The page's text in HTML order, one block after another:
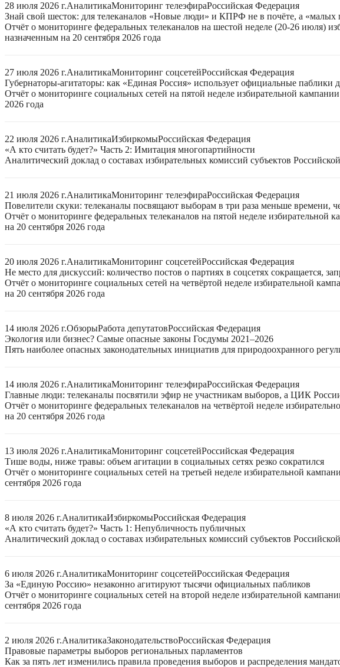
28 июля 2026 г.АналитикаМониторинг телеэфираРоссийская Федерация
Знай свой шесток: для телеканалов «Новые люди» и КПРФ не в почёте, а «малых
Отчёт о мониторинге федеральных телеканалов на шестой неделе (20-26 июля)
назначенным на 20 сентября 2026 года
27 июля 2026 г.АналитикаМониторинг соцсетейРоссийская Федерация
Губернаторы-агитаторы: как «Единая Россия» использует официальные паблики
Отчёт о мониторинге социальных сетей на пятой неделе избирательной
2026 года
22 июля 2026 г.АналитикаИзбиркомыРоссийская Федерация
«А кто считать будет?» Часть 2: Имитация многопартийности
Аналитический доклад о составах избирательных комиссий субъектов
21 июля 2026 г.АналитикаМониторинг телеэфираРоссийская Федерация
Повелители скуки: телеканалы посвящают выборам в три раза меньше времени,
Отчёт о мониторинге федеральных телеканалов на пятой неделе
на 20 сентября 2026 года
20 июля 2026 г.АналитикаМониторинг соцсетейРоссийская Федерация
Не место для дискуссий: количество постов о партиях в соцсетях сокращается,
Отчёт о мониторинге социальных сетей на четвёртой неделе избирательной
на 20 сентября 2026 года
14 июля 2026 г.ОбзорыРабота депутатовРоссийская Федерация
Экология или бизнес? Самые опасные законы Госдумы 2021–2026
Пять наиболее опасных законодательных инициатив для природоохранного
14 июля 2026 г.АналитикаМониторинг телеэфираРоссийская Федерация
Главные люди: телеканалы посвятили эфир не участникам выборов, а ЦИК
Отчёт о мониторинге федеральных телеканалов на четвёртой неделе
на 20 сентября 2026 года
13 июля 2026 г.АналитикаМониторинг соцсетейРоссийская Федерация
Тише воды, ниже травы: объем агитации в социальных сетях резко сократился
Отчёт о мониторинге социальных сетей на третьей неделе избирательной
сентября 2026 года
8 июля 2026 г.АналитикаИзбиркомыРоссийская Федерация
«А кто считать будет?» Часть 1: Непубличность публичных
Аналитический доклад о составах избирательных комиссий субъектов
6 июля 2026 г.АналитикаМониторинг соцсетейРоссийская Федерация
За «Единую Россию» незаконно агитируют тысячи официальных пабликов
Отчёт о мониторинге социальных сетей на второй неделе избирательной
сентября 2026 года
2 июля 2026 г.АналитикаЗаконодательствоРоссийская Федерация
Правовые параметры выборов региональных парламентов
Как за пять лет изменились правила проведения выборов и распределения